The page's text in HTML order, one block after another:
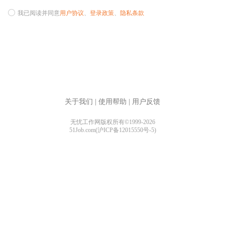
我已阅读并同意用户协议、 登录政策、 隐私条款
关于我们 使用帮助 用户反馈
无忧工作网版权所有©1999-2026
51Job.com(沪ICP备12015550号-5)